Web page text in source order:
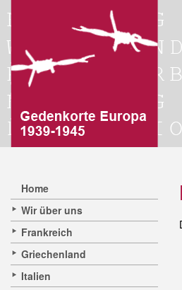
Home
Wir über uns
Frankreich
Griechenland
Italien